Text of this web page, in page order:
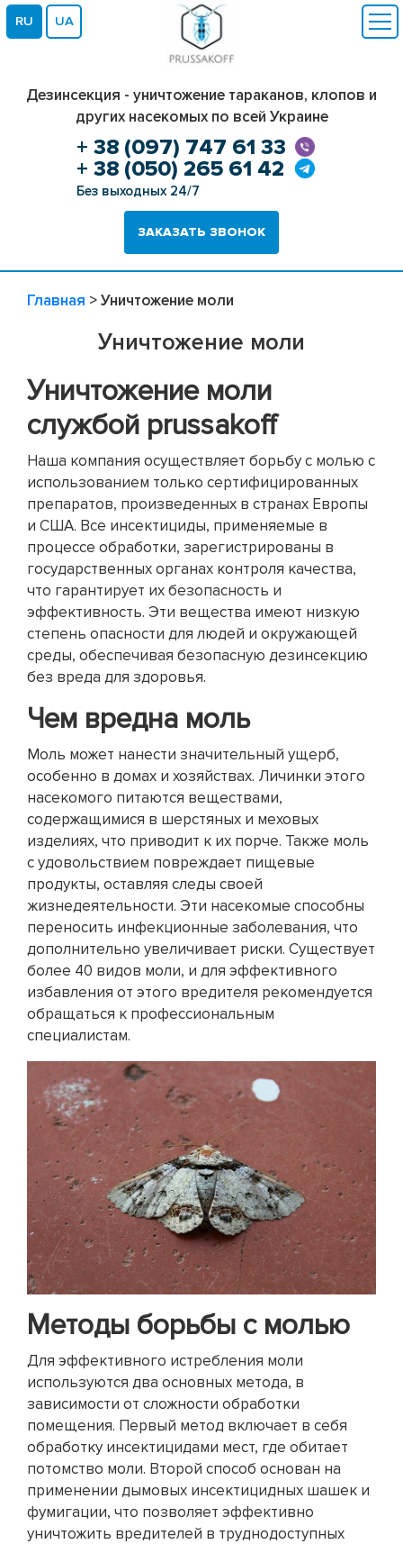
RU UA
Дезинсекция - уничтожение тараканов, клопов и
других насекомых по всей Украине
+ 38 (097) 747 61 33
+ 38 (050) 265 61 42
Без выходных 24/7
ЗАКАЗАТЬ ЗВОНОК
Главная >Уничтожение моли
Уничтожение моли
Уничтожение моли
службой prussakoff
Наша компания осуществляет борьбу с молью с
использованием только сертифицированных
препаратов, произведенных в странах Европы
и США. Все инсектициды, применяемые в
процессе обработки, зарегистрированы в
государственных органах контроля качества,
что гарантирует их безопасность и
эффективность. Эти вещества имеют низкую
степень опасности для людей и окружающей
среды, обеспечивая безопасную дезинсекцию
без вреда для здоровья.
Чем вредна моль
Моль может нанести значительный ущерб,
особенно в домах и хозяйствах. Личинки этого
насекомого питаются веществами,
содержащимися в шерстяных и меховых
изделиях, что приводит к их порче. Также моль
с удовольствием повреждает пищевые
продукты, оставляя следы своей
жизнедеятельности. Эти насекомые способны
переносить инфекционные заболевания, что
дополнительно увеличивает риски. Существует
более 40 видов моли, и для эффективного
избавления от этого вредителя рекомендуется
обращаться к профессиональным
специалистам.
Методы борьбы с молью
Для эффективного истребления моли
используются два основных метода, в
зависимости от сложности обработки
помещения. Первый метод включает в себя
обработку инсектицидами мест, где обитает
потомство моли. Второй способ основан на
применении дымовых инсектицидных шашек и
фумигации, что позволяет эффективно
уничтожить вредителей в труднодоступных